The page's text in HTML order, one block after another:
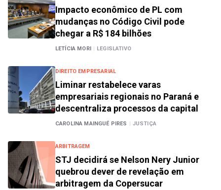
Impacto econômico de PL com
mudanças no Código Civil pode
chegar a R$ 184 bilhões
LETÍCIA MORI | LEGISLATIVO
DIREITO EMPRESARIAL
Liminar restabelece varas
empresariais regionais no Paraná e
descentraliza processos da capital
CAROLINA MAINGUÉ PIRES | JUSTIÇA
ARBITRAGEM
STJ decidirá se Nelson Nery Junior
quebrou dever de revelação em
arbitragem da Copersucar